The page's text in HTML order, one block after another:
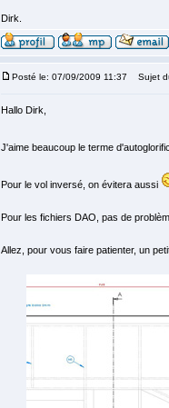
Dirk.
Posté le: 07/09/2009 11:37 Sujet
Hallo Dirk,
J'aime beaucoup le terme
Pour le vol inversé, on évitera aussi
Pour les fichiers DAO, pas de
Allez, pour vous faire patienter, un